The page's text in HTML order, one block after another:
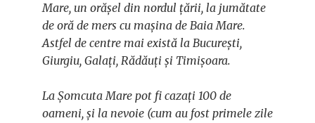
Mare, un orășel din nordul țării, la jumătate
de oră de mers cu mașina de Baia Mare.
Astfel de centre mai există la București,
Giurgiu, Galați, Rădăuți și Timișoara.
La Șomcuta Mare pot fi cazați 100 de
oameni, și la nevoie (cum au fost primele zile